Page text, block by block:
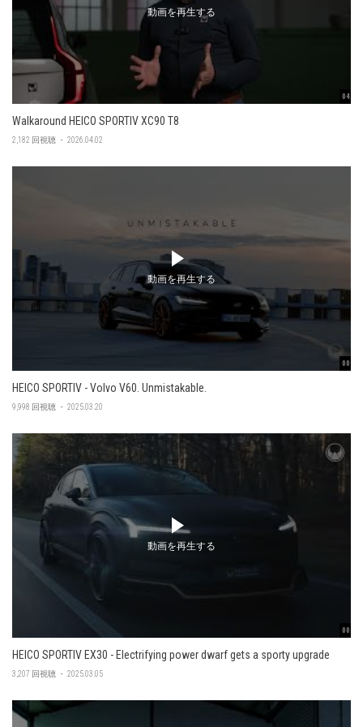
04:56
動画を再生する
Walkaround HEICO SPORTIV XC90 T8
2,182 回視聴 ・ 2026.04.02
00:47
動画を再生する
HEICO SPORTIV - Volvo V60. Unmistakable.
9,998 回視聴 ・ 2025.03.20
00:48
動画を再生する
HEICO SPORTIV EX30 - Electrifying power dwarf gets a sporty upgrade
3,207 回視聴 ・ 2025.03.05